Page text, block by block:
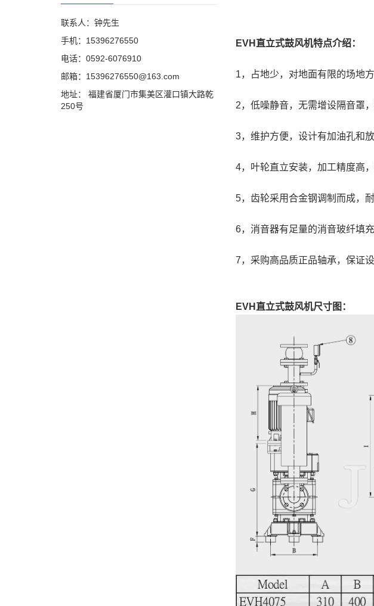
EVH直立式鼓风机特点介绍：
1，占地少，对地面有限的场地方
2，低噪静音，无需增设隔音罩
3，维护方便，设计有加油孔和
4，叶轮直立安装，加工精度高
5，齿轮采用合金钢调制而成，耐
6，消音器有足量的消音玻纤填
7，采购高品质正品轴承，保证设
EVH直立式鼓风机尺寸图：
联系人：钟先生
手机：15396276550
电话：0592-6076910
邮箱：15396276550@163.com
地址： 福建省厦门市集美区灌口镇大路乾
250号